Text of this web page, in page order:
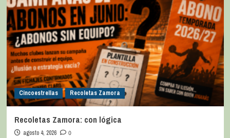
Cincoestrellas Recoletas Zamora
Recoletas Zamora: con lógica
agosto 4, 2026 0